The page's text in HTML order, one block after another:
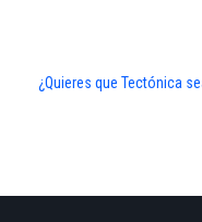
¿Quieres que Tectónica